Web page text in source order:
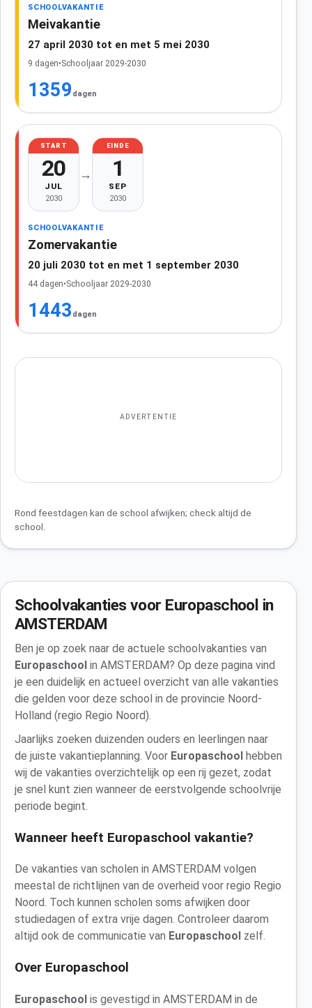
SCHOOLVAKANTIE
Meivakantie
27 april 2030 tot en met 5 mei 2030
9 dagen•Schooljaar 2029-2030
1359 dagen
START
20
JUL
2030
→
EINDE
1
SEP
2030
SCHOOLVAKANTIE
Zomervakantie
20 juli 2030 tot en met 1 september 2030
44 dagen•Schooljaar 2029-2030
1443 dagen
ADVERTENTIE
Rond feestdagen kan de school afwijken; check altijd de
school.
Schoolvakanties voor Europaschool in
AMSTERDAM
Ben je op zoek naar de actuele schoolvakanties van
Europaschool in AMSTERDAM? Op deze pagina vind
je een duidelijk en actueel overzicht van alle vakanties
die gelden voor deze school in de provincie Noord-
Holland (regio Regio Noord).
Jaarlijks zoeken duizenden ouders en leerlingen naar
de juiste vakantieplanning. Voor Europaschool hebben
wij de vakanties overzichtelijk op een rij gezet, zodat
je snel kunt zien wanneer de eerstvolgende schoolvrije
periode begint.
Wanneer heeft Europaschool vakantie?
De vakanties van scholen in AMSTERDAM volgen
meestal de richtlijnen van de overheid voor regio Regio
Noord. Toch kunnen scholen soms afwijken door
studiedagen of extra vrije dagen. Controleer daarom
altijd ook de communicatie van Europaschool zelf.
Over Europaschool
Europaschool is gevestigd in AMSTERDAM in de